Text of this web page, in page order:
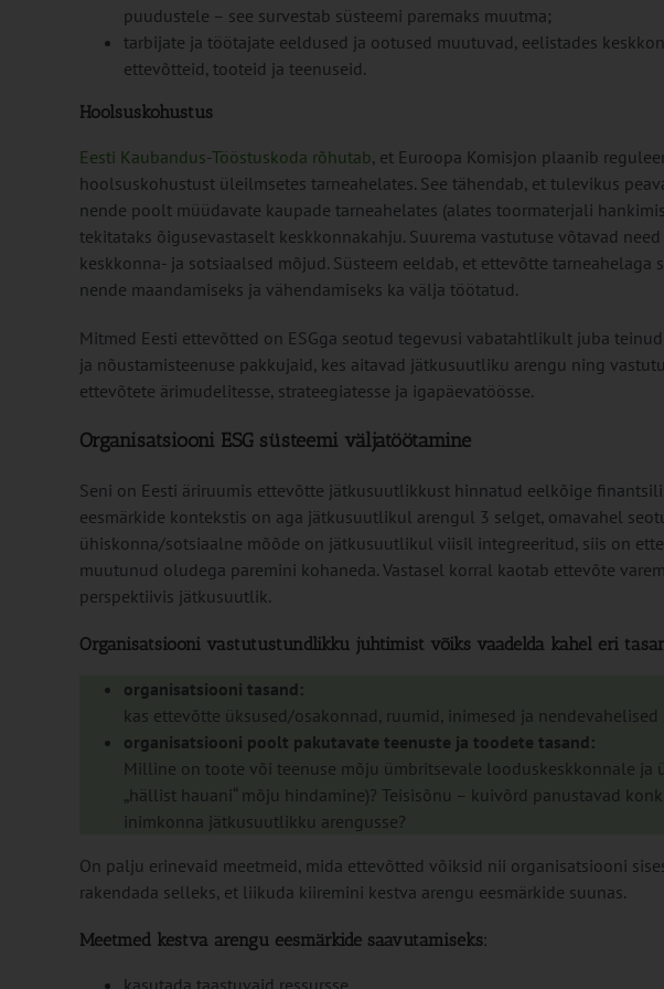
puudustele – see survestab süsteemi paremaks muutma;
tarbijate ja töötajate eeldused ja ootused muutuvad, eelistades
ettevõtteid, tooteid ja teenuseid.
Hoolsuskohustus
Eesti Kaubandus-Tööstuskoda rõhutab, et Euroopa Komisjon plaanib
hoolsuskohustust üleilmsetes tarneahelates. See tähendab, et tulevikus
nende poolt müüdavate kaupade tarneahelates (alates toormaterjali
tekitataks õigusevastaselt keskkonnakahju. Suurema vastutuse võtavad
keskkonna- ja sotsiaalsed mõjud. Süsteem eeldab, et ettevõtte
nende maandamiseks ja vähendamiseks ka välja töötatud.
Mitmed Eesti ettevõtted on ESGga seotud tegevusi vabatahtlikult juba
ja nõustamisteenuse pakkujaid, kes aitavad jätkusuutliku arengu ning
ettevõtete ärimudelitesse, strateegiatesse ja igapäevatöösse.
Organisatsiooni ESG süsteemi väljatöötamine
Seni on Eesti äriruumis ettevõtte jätkusuutlikkust hinnatud eelkõige
eesmärkide kontekstis on aga jätkusuutlikul arengul 3 selget, omavahel
ühiskonna/sotsiaalne mõõde on jätkusuutlikul viisil integreeritud, siis on
muutunud oludega paremini kohaneda. Vastasel korral kaotab ettevõte
perspektiivis jätkusuutlik.
Organisatsiooni vastutustundlikku juhtimist võiks vaadelda kahel eri
organisatsiooni tasand:
kas ettevõtte üksused/osakonnad, ruumid, inimesed ja
organisatsiooni poolt pakutavate teenuste ja toodete tasand:
Milline on toote või teenuse mõju ümbritsevale looduskeskkonnale
„hällist hauani“ mõju hindamine)? Teisisõnu – kuivõrd panustavad
inimkonna jätkusuutlikku arengusse?
On palju erinevaid meetmeid, mida ettevõtted võiksid nii organisatsiooni
rakendada selleks, et liikuda kiiremini kestva arengu eesmärkide suunas.
Meetmed kestva arengu eesmärkide saavutamiseks: